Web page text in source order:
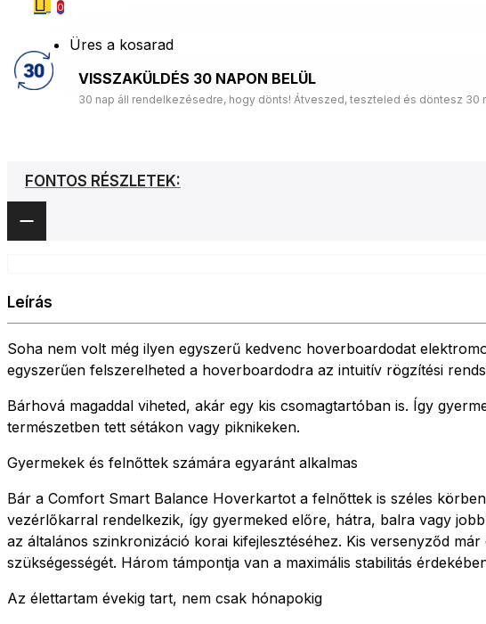
0
Üres a kosarad
VISSZAKÜLDÉS 30 NAPON BELÜL
30 nap áll rendelkezésedre, hogy dönts! Átveszed, teszteled és döntesz 30
FONTOS RÉSZLETEK:
Leírás
Soha nem volt még ilyen egyszerű kedvenc hoverboardodat
egyszerűen felszerelheted a hoverboardodra az intuitív rögzítési
Bárhová magaddal viheted, akár egy kis csomagtartóban is. Így
természetben tett sétákon vagy piknikeken.
Gyermekek és felnőttek számára egyaránt alkalmas
Bár a Comfort Smart Balance Hoverkartot a felnőttek is széles
vezérlőkarral rendelkezik, így gyermeked előre, hátra, balra vagy
az általános szinkronizáció korai kifejlesztéséhez. Kis versenyződ
szükségességét. Három támpontja van a maximális stabilitás
Az élettartam évekig tart, nem csak hónapokig